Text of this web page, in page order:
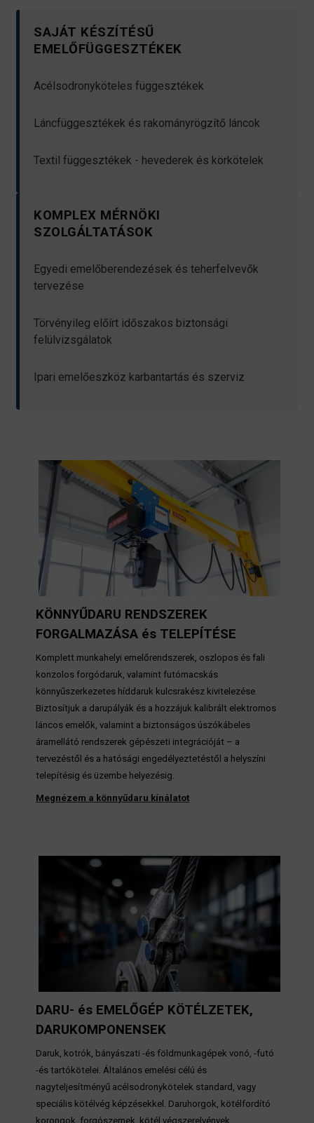
SAJÁT KÉSZÍTÉSŰ
EMELŐFÜGGESZTÉKEK
Acélsodronyköteles függesztékek
Láncfüggesztékek és rakományrögzítő láncok
Textil függesztékek - hevederek és körkötelek
KOMPLEX MÉRNÖKI
SZOLGÁLTATÁSOK
Egyedi emelőberendezések és teherfelvevők
tervezése
Törvényileg előírt időszakos biztonsági
felülvizsgálatok
Ipari emelőeszköz karbantartás és szerviz
KÖNNYŰDARU RENDSZEREK
FORGALMAZÁSA és TELEPÍTÉSE
Komplett munkahelyi emelőrendszerek, oszlopos és fali
konzolos forgódaruk, valamint futómacskás
könnyűszerkezetes híddaruk kulcsrakész kivitelezése.
Biztosítjuk a darupályák és a hozzájuk kalibrált elektromos
láncos emelők, valamint a biztonságos úszókábeles
áramellátó rendszerek gépészeti integrációját – a
tervezéstől és a hatósági engedélyeztetéstől a helyszíni
telepítésig és üzembe helyezésig.
Megnézem a könnyűdaru kínálatot
DARU- és EMELŐGÉP KÖTÉLZETEK,
DARUKOMPONENSEK
Daruk, kotrók, bányászati -és földmunkagépek vonó, -futó
-és tartókötelei. Általános emelési célú és
nagyteljesítményű acélsodronykötelek standard, vagy
speciális kötélvég képzésekkel. Daruhorgok, kötélfordító
korongok, forgószemek, kötél végszerelvények,